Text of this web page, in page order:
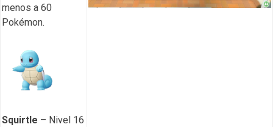
menos a 60
Pokémon.
Squirtle – Nivel 16